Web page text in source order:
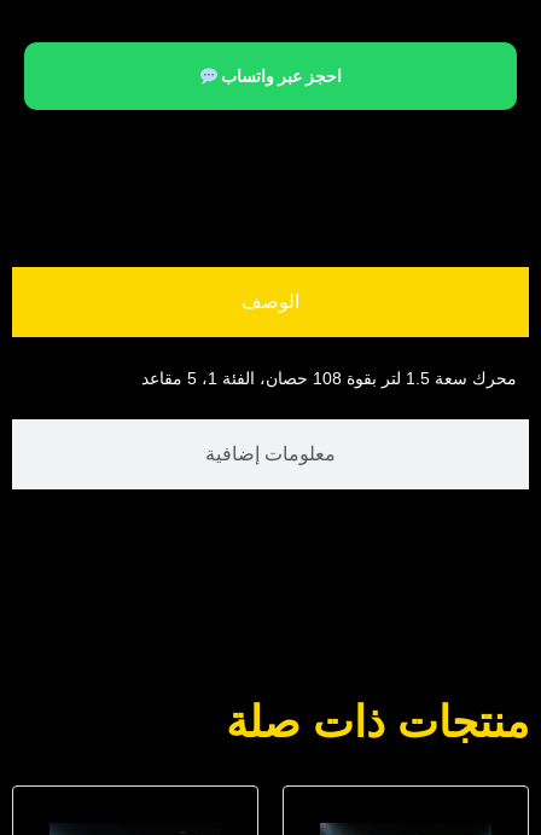
احجز عبر واتساب
الوصف
معلومات إضافية
محرك سعة 1.5 لتر بقوة 108 حصان، الفئة 1، 5 مقاعد
منتجات ذات صلة